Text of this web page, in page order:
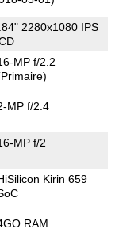
2280x1080 IPS
MP f/2.2
MP f/2.4
MP f/2
Kirin 659
RAM